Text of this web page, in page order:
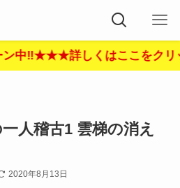
はここをクリック‼︎★★★
人稽古1 雲梯の消え
2020年8月13日